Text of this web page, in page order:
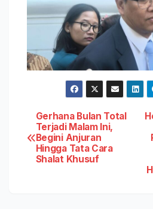
Post
navigation
Gerhana Bulan Total
Terjadi Malam Ini,
Begini Anjuran
Hingga Tata Cara
Shalat Khusuf